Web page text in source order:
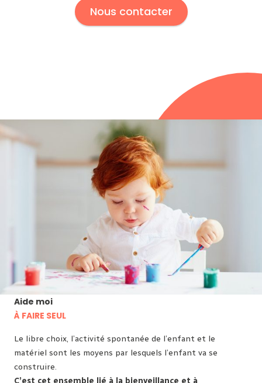
Nous contacter
Aide moi
À FAIRE SEUL
Le libre choix, l’activité spontanée de l’enfant et le
matériel sont les moyens par lesquels l’enfant va se
construire.
C’est cet ensemble lié à la bienveillance et à